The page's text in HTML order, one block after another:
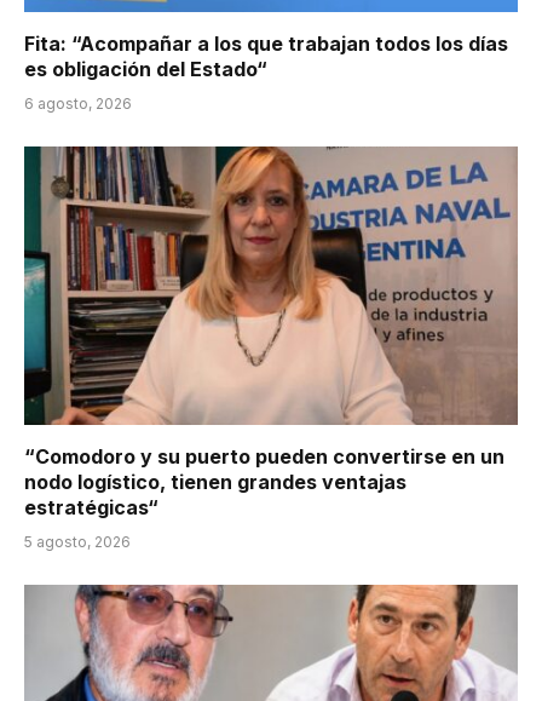
Fita: “Acompañar a los que trabajan todos los días
es obligación del Estado“
6 agosto, 2026
“Comodoro y su puerto pueden convertirse en un
nodo logístico, tienen grandes ventajas
estratégicas“
5 agosto, 2026